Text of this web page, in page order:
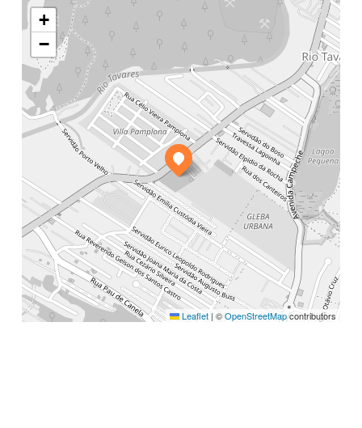
+
−
Leaflet | ©OpenStreetMapcontributors